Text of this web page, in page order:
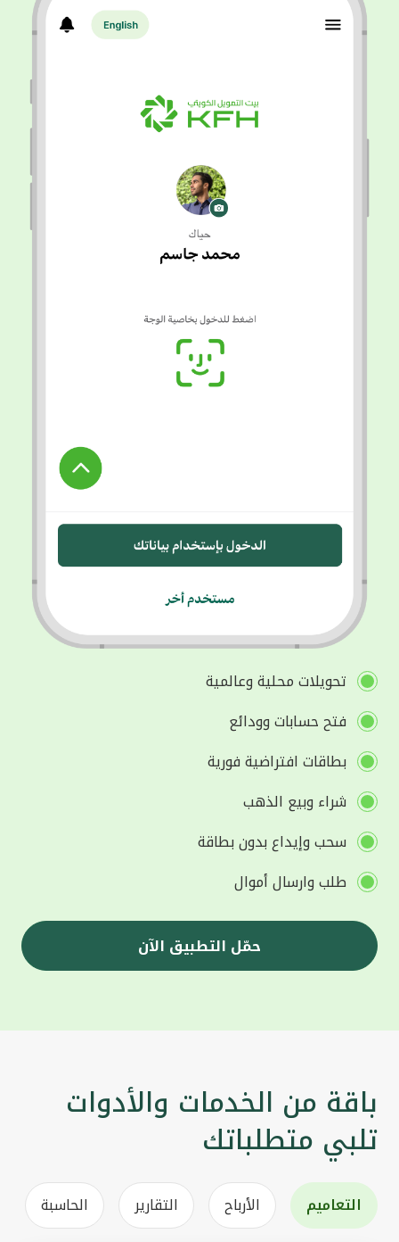
تحويلات محلية وعالمية
فتح حسابات وودائع
بطاقات افتراضية فورية
شراء وبيع الذهب
سحب وإيداع بدون بطاقة
طلب وارسال أموال
حمّل التطبيق الآن
باقة من الخدمات والأدوات
تلبي متطلباتك
التعاميم الأرباح التقارير الحاسبة